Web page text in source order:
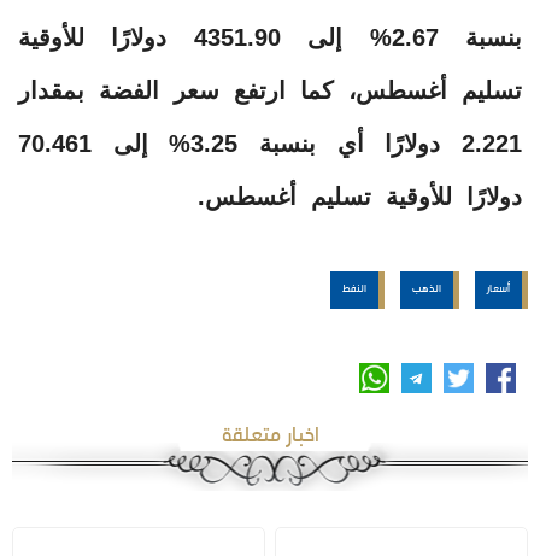
بنسبة 2.67% إلى 4351.90 دولارًا للأوقية
تسليم أغسطس، كما ارتفع سعر الفضة بمقدار
2.221 دولارًا أي بنسبة 3.25% إلى 70.461
دولارًا للأوقية تسليم أغسطس.
أسعار الذهب النفط
اخبار متعلقة